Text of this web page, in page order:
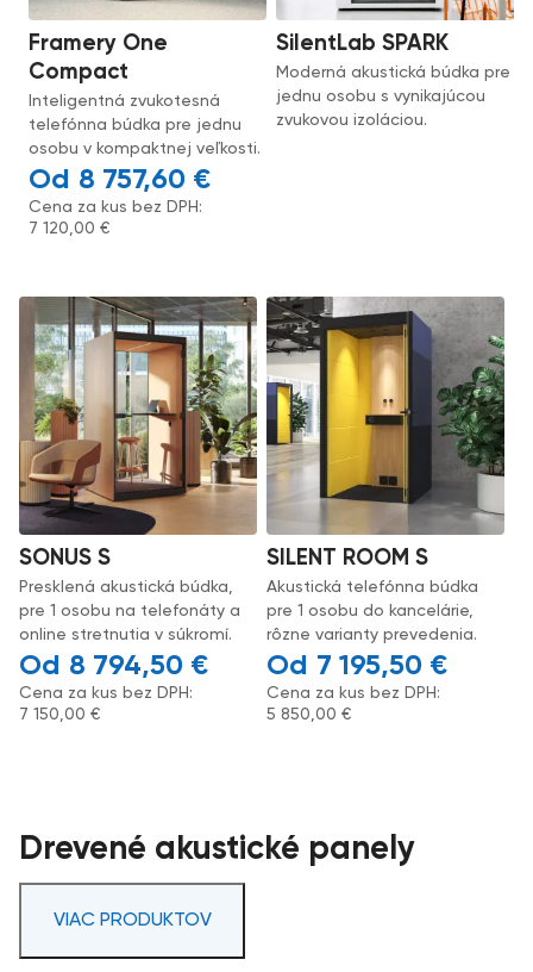
Framery One
Compact
Inteligentná zvukotesná
telefónna búdka pre jednu
osobu v kompaktnej veľkosti.
8 757,60 €
Cena za kus bez DPH:
7 120,00€
SilentLab SPARK
Moderná akustická búdka pre
jednu osobu s vynikajúcou
zvukovou izoláciou.
SONUS S
Presklená akustická búdka,
pre 1 osobu na telefonáty a
online stretnutia v súkromí.
8 794,50 €
Cena za kus bez DPH:
7 150,00 €
SILENT ROOM S
Akustická telefónna búdka
pre 1 osobu do kancelárie,
rôzne varianty prevedenia.
7 195,50 €
Cena za kus bez DPH:
5 850,00 €
Drevené akustické panely
VIAC PRODUKTOV